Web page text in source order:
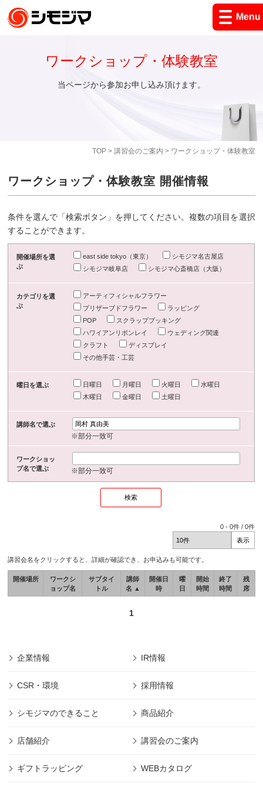
Menu
TOP> 講習会のご案内 > ワークショップ・体験教室
ワークショップ・体験教室
当ページから参加お申し込み頂けます。
ワークショップ・体験教室 開催情報
条件を選んで「検索ボタン」を押してください。複数の項目を選択
することができます。
開催場所を選
ぶ
east side tokyo（東京）
シモジマ名古屋店
シモジマ岐阜店
シモジマ心斎橋店（大阪）
カテゴリを選
ぶ
アーティフィシャルフラワー
プリザーブドフラワー
ラッピング
POP
スクラップブッキング
ハワイアンリボンレイ
ウェディング関連
クラフト
ディスプレイ
その他手芸・工芸
曜日を選ぶ 日曜日 月曜日 火曜日
水曜日
木曜日
金曜日 土曜日
講師名で選ぶ
※部分一致可
ワークショッ
プ名で選ぶ
※部分一致可
0 -0件 /0件
講習会名をクリックすると、詳細が確認でき、お申込みも可能です。
開催場所
ワークシ
ョップ名
サブタイ
トル
講師
名 ▲
開催日
時
曜
日
開始
時間
終了
時間
残
席
1
企業情報 IR情報
CSR・環境 採用情報
シモジマのできること 商品紹介
店舗紹介 講習会のご案内
ギフトラッピング WEBカタログ